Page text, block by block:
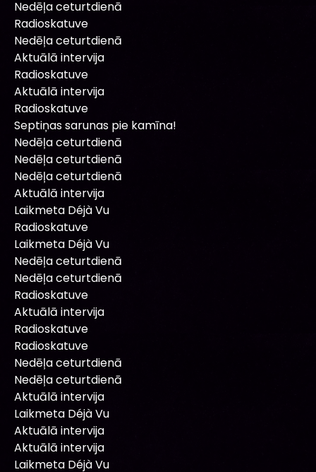
Nedēļa ceturtdienā
Radioskatuve
Nedēļa ceturtdienā
Aktuālā intervija
Radioskatuve
Aktuālā intervija
Radioskatuve
Septiņas sarunas pie kamīna!
Nedēļa ceturtdienā
Nedēļa ceturtdienā
Nedēļa ceturtdienā
Aktuālā intervija
Laikmeta Déjà Vu
Radioskatuve
Laikmeta Déjà Vu
Nedēļa ceturtdienā
Nedēļa ceturtdienā
Radioskatuve
Aktuālā intervija
Radioskatuve
Radioskatuve
Nedēļa ceturtdienā
Nedēļa ceturtdienā
Aktuālā intervija
Laikmeta Déjà Vu
Aktuālā intervija
Aktuālā intervija
Laikmeta Déjà Vu